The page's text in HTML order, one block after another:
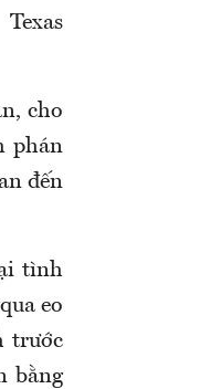
cho
phán
đến
tình
eo
trước
bằng